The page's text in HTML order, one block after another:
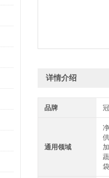
详情介绍
品牌
通用领域